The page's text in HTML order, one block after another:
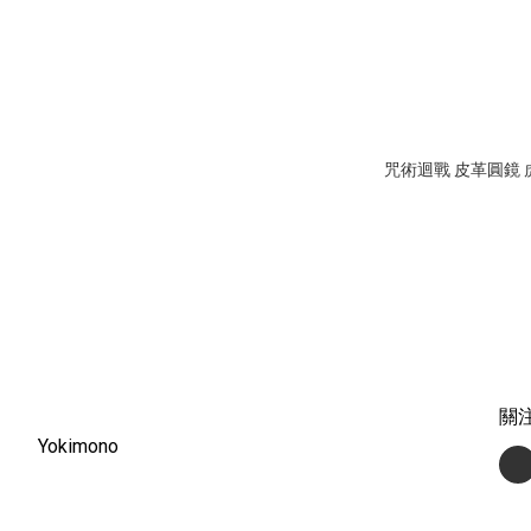
咒術迴戰 皮革圓鏡
Yokimono
關